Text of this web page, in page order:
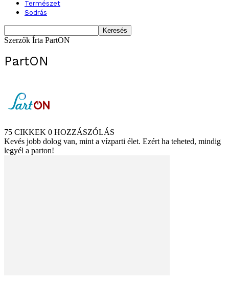
Természet
Sodrás
Szerzők Írta PartON
PartON
75 CIKKEK 0 HOZZÁSZÓLÁS
Kevés jobb dolog van, mint a vízparti élet. Ezért ha teheted, mindig
legyél a parton!